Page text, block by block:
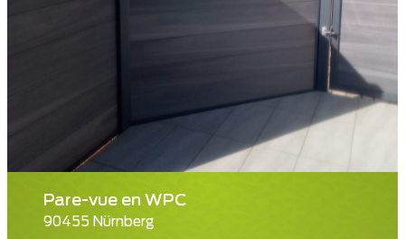
Pare-vue en WPC
90455 Nürnberg